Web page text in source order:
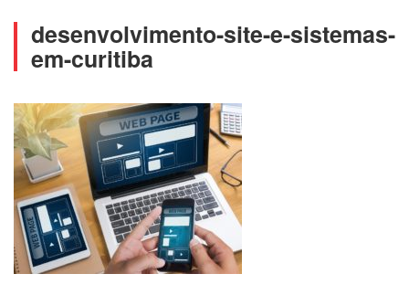
desenvolvimento-site-e-sistemas-
em-curitiba